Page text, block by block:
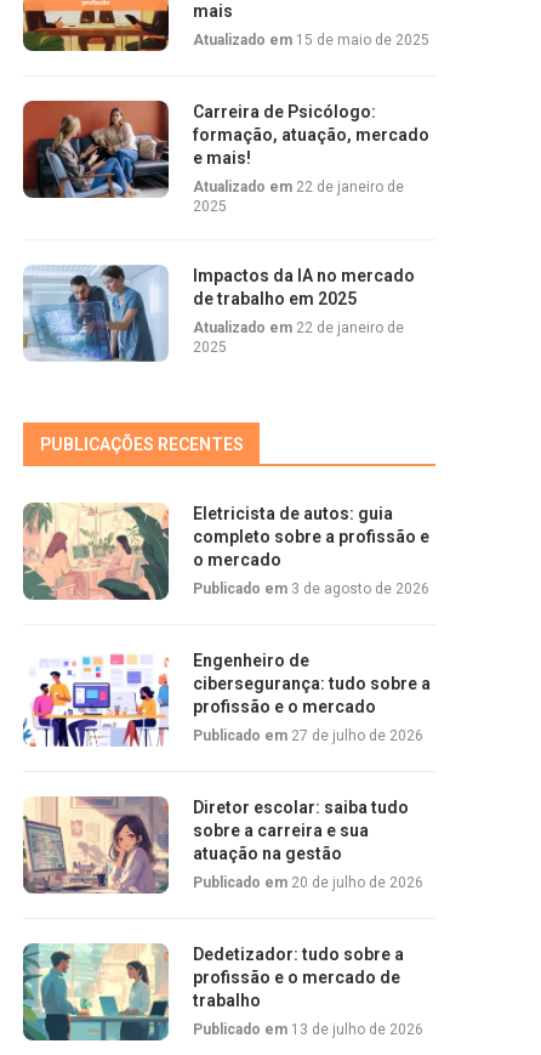
mais
Atualizado em 15 de maio de 2025
Carreira de Psicólogo:
formação, atuação, mercado
e mais!
Atualizado em 22 de janeiro de
2025
Impactos da IA no mercado
de trabalho em 2025
Atualizado em 22 de janeiro de
2025
PUBLICAÇÕES RECENTES
Eletricista de autos: guia
completo sobre a profissão e
o mercado
Publicado em 3 de agosto de 2026
Engenheiro de
cibersegurança: tudo sobre a
profissão e o mercado
Publicado em 27 de julho de 2026
Diretor escolar: saiba tudo
sobre a carreira e sua
atuação na gestão
Publicado em 20 de julho de 2026
Dedetizador: tudo sobre a
profissão e o mercado de
trabalho
Publicado em 13 de julho de 2026